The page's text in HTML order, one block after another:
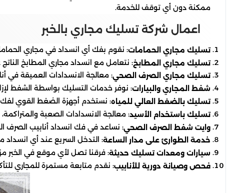
ممكنة دون أي توقف للخدمة.
اعمال شركة تسليك مجاري بالخبر
تسليك مجاري الحمامات: نقوم بفك أي انسداد في مجاري
تسليك مجاري المطابخ: نتعامل مع انسداد مجاري المطابخ الناتج
تسليك مجاري الصرف الصحي: معالجة الانسدادات العميقة في
شفط المجاري والبيارات: نوفر خدمات التسليك بواسطة الشفط
تسليك بالضغط العالي للمياه: نستخدم أجهزة الضغط القوي لفك
تسليك باستخدام الأسيد: معالجة الانسدادات الصعبة
وايت شفط الصرف الصحي: نساعد في فك انسداد أنابيب الصرف
خدمة الطوارئ على مدار الساعة: التدخل السريع عند أي
سيارات ومعدات تسليك حديثة: فرقنا تصل لأي موقع في الخبر
فحص وصيانة دورية للأنابيب: نقدم متابعة مستمرة للمجاري